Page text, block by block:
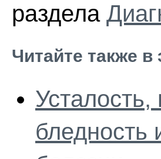
раздела
Читайте также
Усталость,
бледность